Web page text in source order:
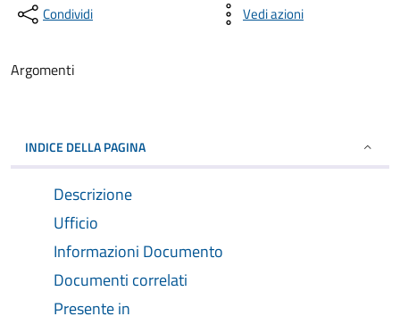
Condividi Vedi azioni
Argomenti
INDICE DELLA PAGINA
Descrizione
Ufficio
Informazioni Documento
Documenti correlati
Presente in